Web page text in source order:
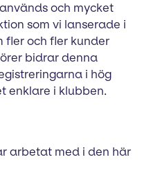
och mycket
som vi lanserade i
fler och fler kunder
bidrar denna
i hög
enklare i klubben.
arbetat med i den här